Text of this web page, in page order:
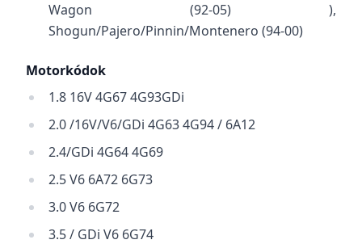
Wagon (92-05) ),
Shogun/Pajero/Pinnin/Montenero (94-00)
Motorkódok
1.8 16V 4G67 4G93GDi
2.0 /16V/V6/GDi 4G63 4G94 / 6A12
2.4/GDi 4G64 4G69
2.5 V6 6A72 6G73
3.0 V6 6G72
3.5 / GDi V6 6G74